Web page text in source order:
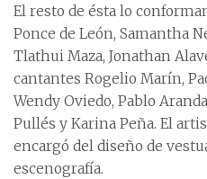
El resto de ésta lo
Ponce de León, Samantha
Tlathui Maza, Jonathan
cantantes Rogelio Marín,
Wendy Oviedo, Pablo
Pullés y Karina Peña. El
encargó del diseño de
escenografía.